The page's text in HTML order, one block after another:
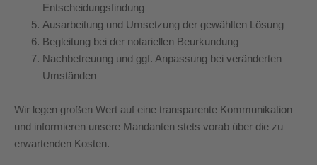
Entscheidungsfindung
Ausarbeitung und Umsetzung der gewählten Lösung
Begleitung bei der notariellen Beurkundung
Nachbetreuung und ggf. Anpassung bei veränderten
Umständen
Wir legen großen Wert auf eine transparente Kommunikation
und informieren unsere Mandanten stets vorab über die zu
erwartenden Kosten.